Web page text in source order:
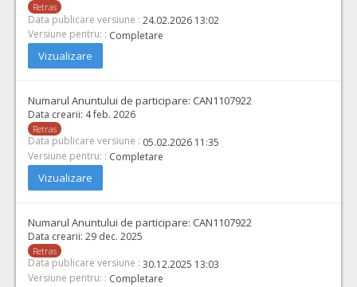
Retras
Data publicare versiune : 24.02.2026 13:02
Versiune pentru: : Completare
Vizualizare
Numarul Anuntului de participare: CAN1107922
Data crearii: 4 feb. 2026
Retras
Data publicare versiune : 05.02.2026 11:35
Versiune pentru: : Completare
Vizualizare
Numarul Anuntului de participare: CAN1107922
Data crearii: 29 dec. 2025
Retras
Data publicare versiune : 30.12.2025 13:03
Versiune pentru: : Completare